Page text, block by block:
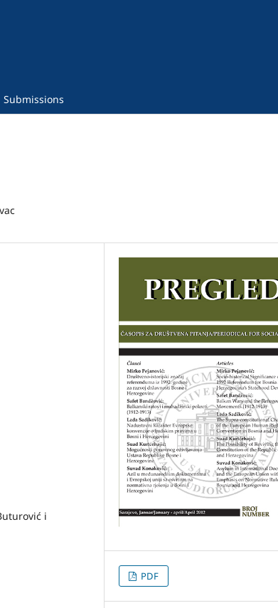
Submissions
i
PDF